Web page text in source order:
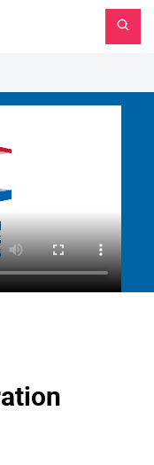
menu principal